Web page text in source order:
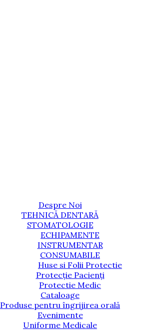
Despre Noi
TEHNICĂ DENTARĂ
STOMATOLOGIE
ECHIPAMENTE
INSTRUMENTAR
CONSUMABILE
Huse si Folii Protectie
Protecție Pacienți
Protectie Medic
Cataloage
Produse pentru îngrijirea orală
Evenimente
Uniforme Medicale